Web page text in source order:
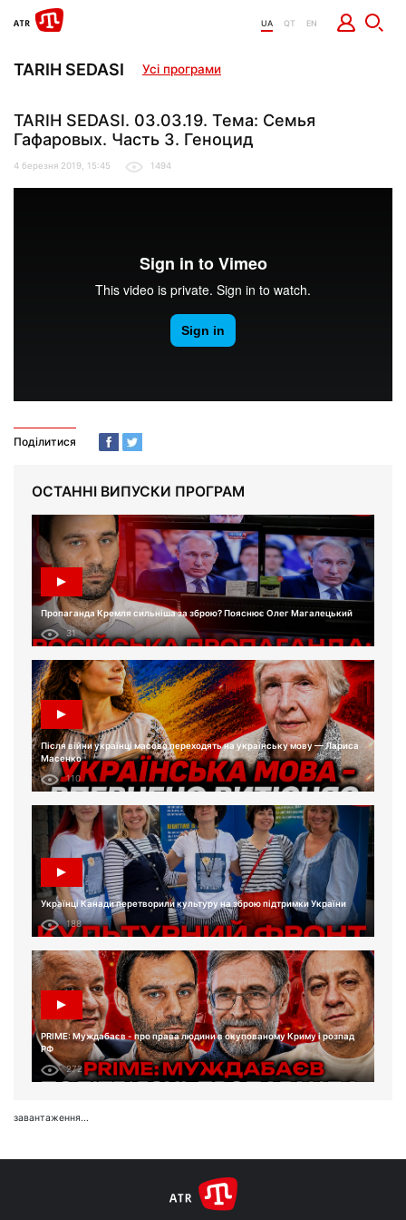
UA QT EN
TARIH SEDASI Усі програми
TARIH SEDASI. 03.03.19. Тема: Семья
Гафаровых. Часть 3. Геноцид
4 березня 2019, 15:45 1494
Поділитися
ОСТАННІ ВИПУСКИ ПРОГРАМ
Пропаганда Кремля сильніша за зброю? Пояснює Олег Магалецький
31
Після війни українці масово переходять на українську мову — Лариса
Масенко
110
Українці Канади перетворили культуру на зброю підтримки України
188
PRIME: Муждабаєв - про права людини в окупованому Криму і розпад
РФ
272
завантаження...